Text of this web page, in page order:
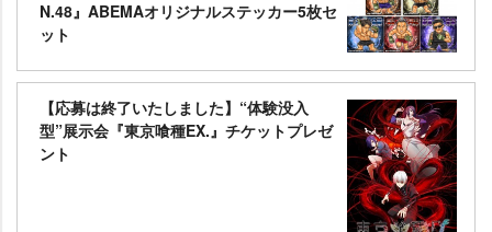
N.48』ABEMAオリジナルステッカー5枚セ
ット
【応募は終了いたしました】“体験没入
型”展示会『東京喰種EX.』チケットプレゼ
ント